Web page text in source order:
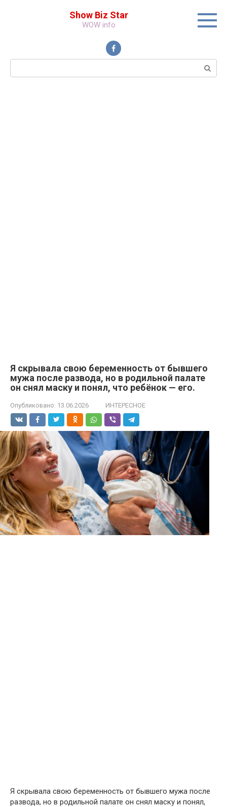
Show Biz Star
WOW info
Поиск:
Я скрывала свою беременность от бывшего
мужа после развода, но в родильной палате
он снял маску и понял, что ребёнок — его.
Опубликовано: 13.06.2026 ИНТЕРЕСНОЕ
Я скрывала свою беременность от бывшего мужа после
развода, но в родильной палате он снял маску и понял,